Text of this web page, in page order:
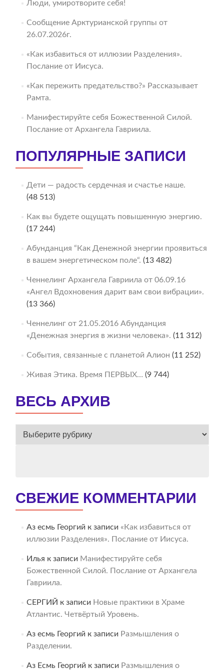
Люди, умиротворите себя!
Сообщение Арктурианской группы от
26.07.2026г.
«Как избавиться от иллюзии Разделения».
Послание от Иисуса.
«Как пережить предательство?» Рассказывает
Рамта.
Манифестируйте себя Божественной Силой.
Послание от Архангела Гавриила.
ПОПУЛЯРНЫЕ ЗАПИСИ
Дети — радость сердечная и счастье наше.
(48 513)
Как вы будете ощущать повышенную энергию.
(17 244)
Абунданция “Как Денежной энергии проявиться
в вашем энергетическом поле“. (13 482)
Ченнелинг Архангела Гавриила от 06.09.16
«Ангел Вдохновения дарит вам свои вибрации».
(13 366)
Ченнелинг от 21.05.2016 Абунданция
«Денежная энергия в жизни человека». (11 312)
События, связанные с планетой Алион (11 252)
Живая Этика. Время ПЕРВЫХ… (9 744)
ВЕСЬ АРХИВ
ВЕСЬ
СВЕЖИЕ КОММЕНТАРИИ
Аз есмь Георгий к записи «Как избавиться от
иллюзии Разделения». Послание от Иисуса.
Илья к записи Манифестируйте себя
Божественной Силой. Послание от Архангела
Гавриила.
СЕРГИЙ к записи Новые практики в Храме
Атлантис. Четвёртый Уровень.
Аз есмь Георгий к записи Размышления о
Разделении.
Аз Есмь Георгий к записи Размышления о